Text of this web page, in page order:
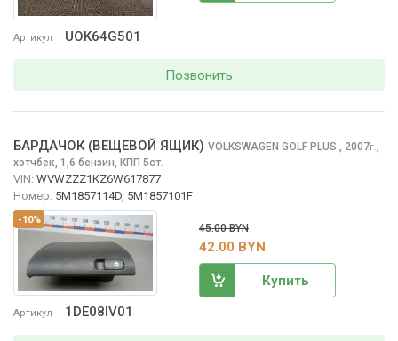
Артикул UOK64G501
Позвонить
-10%
Артикул 1DE08IV01
БАРДАЧОК (ВЕЩЕВОЙ ЯЩИК) VOLKSWAGEN GOLF PLUS , 2007г.
хэтчбек, 1,6 бензин, КПП 5ст.
VIN: WVWZZZ1KZ6W617877
Номер: 5M1857114D, 5M1857101F
45.00 BYN
42.00 BYN
Купить